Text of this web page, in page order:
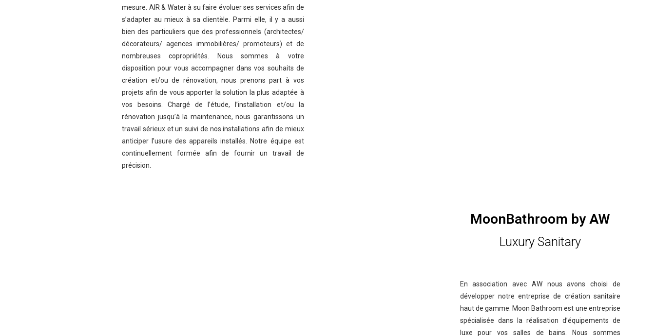
mesure. AIR & Water à su faire évoluer ses services afin de
s’adapter au mieux à sa clientèle. Parmi elle, il y a aussi
bien des particuliers que des professionnels (architectes/
décorateurs/ agences immobilières/ promoteurs) et de
nombreuses copropriétés. Nous sommes à votre
disposition pour vous accompagner dans vos souhaits de
création et/ou de rénovation, nous prenons part à vos
projets afin de vous apporter la solution la plus adaptée à
vos besoins. Chargé de l’étude, l’installation et/ou la
rénovation jusqu’à la maintenance, nous garantissons un
travail sérieux et un suivi de nos installations afin de mieux
anticiper l’usure des appareils installés. Notre équipe est
continuellement formée afin de fournir un travail de
précision.
MoonBathroom by AW
Luxury Sanitary
En association avec AW nous avons choisi de
développer notre entreprise de création sanitaire
haut de gamme. Moon Bathroom est une entreprise
spécialisée dans la réalisation d’équipements de
luxe pour vos salles de bains. Nous sommes